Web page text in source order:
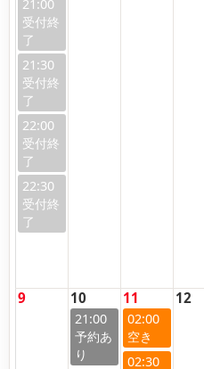
21:00
21:30
22:00
22:30
9 10
21:00
11
02:00
02:30
12